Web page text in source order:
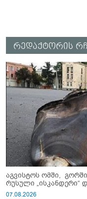
რედაქტორის
აგვისტოს ომში,
რუსული „ისკანდერი“
07.08.2026